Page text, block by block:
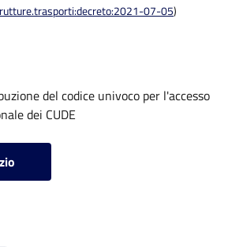
07-05)
del codice univoco per l'accesso
dei CUDE